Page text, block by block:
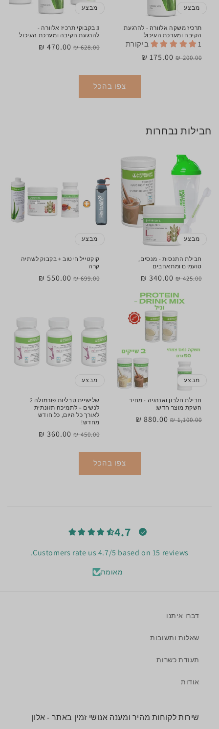
מבצע
תרכיז משקה אלוורה - להרגעת
הקיבה ומערכת העיכול
1 ביקורת
מחיר
200.00 ₪
מחיר
175.00 ₪
מבצע
3 בקבוקי תרכיז אלוורה -
להרגעת הקיבה ומערכת העיכול
מחיר
628.00 ₪
מחיר
470.00 ₪
צפו בהכל
חבילות נבחרות
מבצע
חבילת התנסות - מנסים,
טועמים ומתאהבים
מחיר
425.00 ₪
מחיר
340.00 ₪
מבצע
קוקטייל חיטוב + בקבוק לשתיה
קרה
מחיר
699.00 ₪
מחיר
550.00 ₪
מבצע
חבילת חלבון ואנרגיה - מחיר
השקת מוצר חדש!
מחיר
1,100.00 ₪
מחיר
880.00 ₪
מבצע
שלישיית טבליות פורמולה 2
לנשים – לתמיכה תזונתית
לאורך כל היום, כל חודש
מחדש!
מחיר
450.00 ₪
מחיר
360.00 ₪
צפו בהכל
4.7
Customers rate us 4.7/5 based on 15 reviews.
מאומת
דברו איתנו
שאלות ותשובות
תעודת כשרות
אודות
שירות לקוחות מהיר ומענה אנושי זמין באתר - אלון